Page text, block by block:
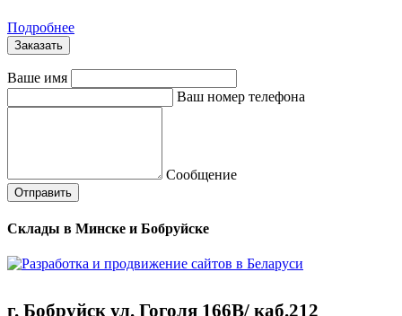
Подробнее
Заказать
Ваше имя
Ваш номер телефона
Сообщение
Склады в Минске и Бобруйске
г. Бобруйск ул. Гоголя 166B/ каб.212